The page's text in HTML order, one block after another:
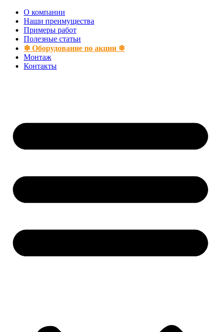
Перейти
содержимому
О компании
Наши преимущества
Примеры работ
Полезные статьи
❄ Оборудование по акции ❄
Монтаж
Контакты